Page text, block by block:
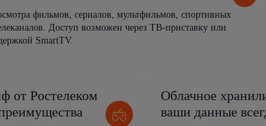
фильмов, сериалов, мультфильмов, спортивных
Доступ возможен через ТВ-приставку или
SmartTV.
от Ростелеком
Облачное
ваши данные